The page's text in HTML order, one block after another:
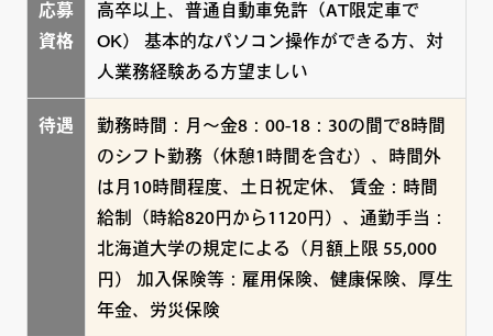
応募
資格
高卒以上、普通自動車免許（AT限定車で
OK） 基本的なパソコン操作ができる方、対
人業務経験ある方望ましい
待遇
勤務時間：月～金8：00-18：30の間で8時間
のシフト勤務（休憩1時間を含む）、時間外
は月10時間程度、土日祝定休、 賃金：時間
給制（時給820円から1120円）、通勤手当：
北海道大学の規定による（月額上限 55,000
円） 加入保険等：雇用保険、健康保険、厚生
年金、労災保険